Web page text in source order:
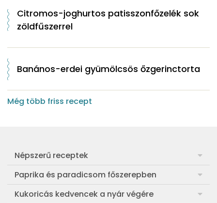
Citromos-joghurtos patisszonfőzelék sok
zöldfűszerrel
Banános-erdei gyümölcsös őzgerinctorta
Még több friss recept
Népszerű receptek
Frankfurti leves
Egyszerű muffin
Paprika és paradicsom főszerepben
Pan con Tomate
Kukoricás kedvencek a nyár végére